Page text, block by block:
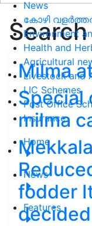
News
കോഴി
Environment
Health and
Agricultural
Livestock and
LIC Schemes
Post Office
Insurance
Home
News
Features
Milma
Special
milma
fodder